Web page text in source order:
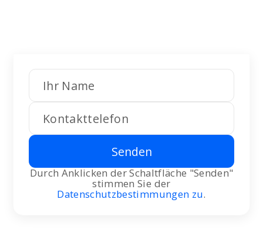
Senden
Durch Anklicken der Schaltfläche "Senden"
stimmen Sie der
Datenschutzbestimmungen zu.